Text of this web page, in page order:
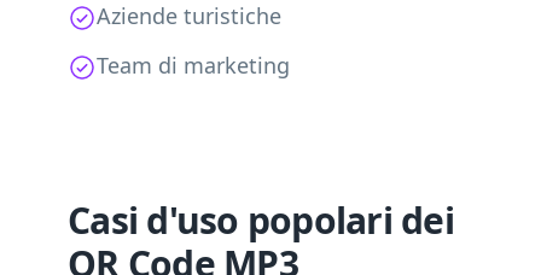
Aziende turistiche
Team di marketing
Casi d'uso popolari dei
QR Code MP3